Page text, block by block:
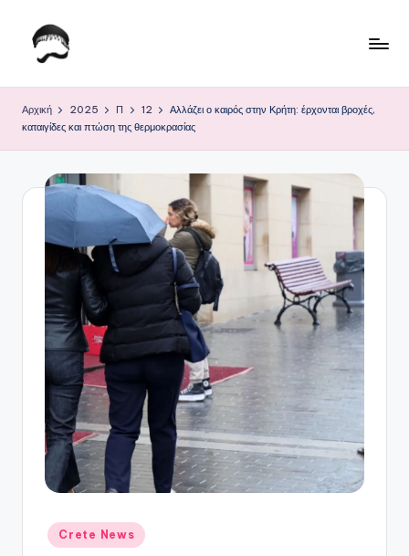
Μετάβαση
ο
Κ
P
o
Αρχική 2025 Π 12
Αλλάζει ο καιρός στην Κρήτη: έρχονται βροχές,
καταιγίδες και πτώση της θερμοκρασίας
Αναρτήθηκε
σε
Crete News